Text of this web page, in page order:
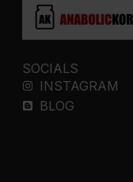
SOCIALS
INSTAGRAM
BLOG